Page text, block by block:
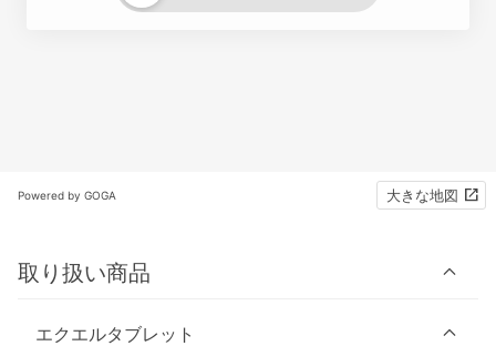
Powered by GOGA 大きな地図
取り扱い商品
エクエルタブレット